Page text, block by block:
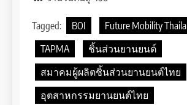
Tagged: BOI
Future Mobility
TAPMA
ชิ้นส่วนยานยนต์
สมาคมผู้ผลิตชิ้นส่วนยานยนต์ไทย
อุตสาหกรรมยานยนต์ไทย